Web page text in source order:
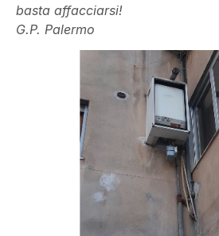
basta affacciarsi!
G.P. Palermo